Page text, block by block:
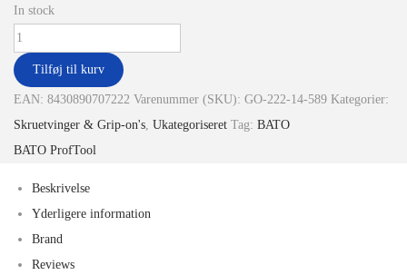
In stock
Tilføj til kurv
EAN: 8430890707222 Varenummer (SKU): GO-222-14-589 Kategorier:
Skruetvinger & Grip-on's Ukategoriseret Tag: BATO
BATO ProfTool
Beskrivelse
Yderligere information
Brand
Reviews